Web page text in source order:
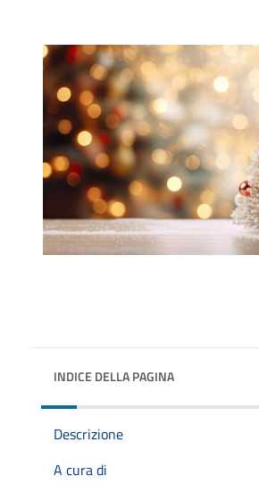
INDICE DELLA PAGINA
Descrizione
A cura di